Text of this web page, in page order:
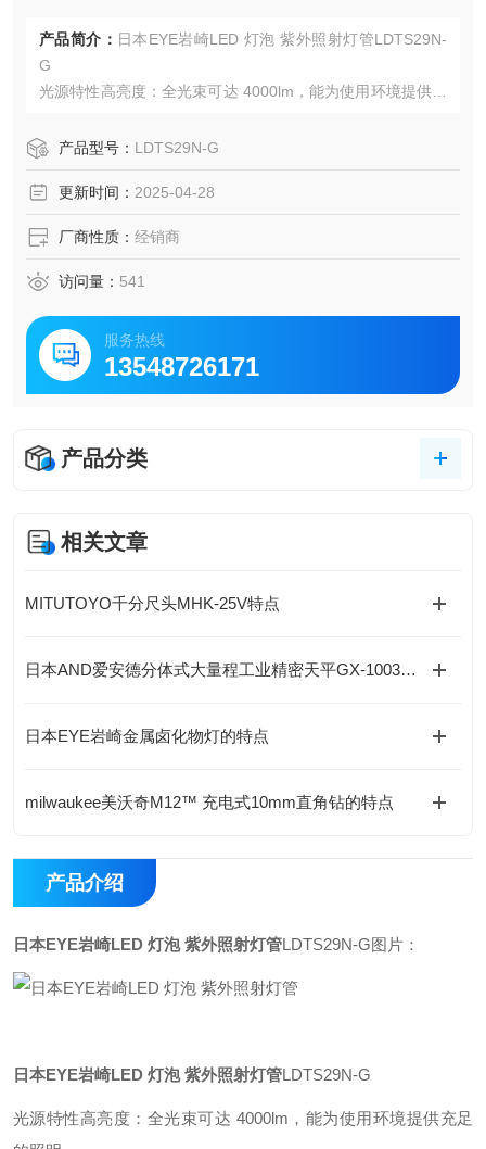
产品简介： 日本EYE岩崎LED 灯泡 紫外照射灯管LDTS29N-
G
光源特性高亮度：全光束可达 4000lm，能为使用环境提供充
特定色温：色温为 5000K，属于中性偏冷的白光，能提供清
于需要高清晰度视觉的场所，如办公室、商场等。
色，让人们看到的物体色彩更接近其实际颜色。
产品型号： LDTS29N-G
更新时间： 2025-04-28
厂商性质： 经销商
访问量： 541
服务热线
13548726171
产品分类
相关文章
MITUTOYO千分尺头MHK-25V特点
日本AND爱安德分体式大量程工业精密天平GX-1003A的维修保养·
日本EYE岩崎金属卤化物灯的特点
milwaukee美沃奇M12™ 充电式10mm直角钻的特点
产品介绍
日本EYE岩崎LED 灯泡 紫外照射灯管LDTS29N-G图片：
日本EYE岩崎LED 灯泡 紫外照射灯管LDTS29N-G
光源特性高亮度：全光束可达 4000lm，能为使用环境提供充足